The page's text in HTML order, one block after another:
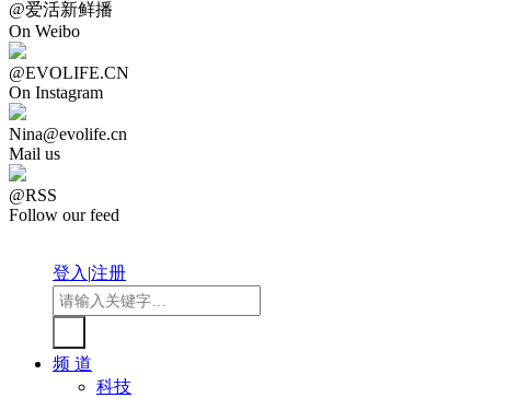
@爱活新鲜播
On Weibo
@EVOLIFE.CN
On Instagram
Nina@evolife.cn
Mail us
@RSS
Follow our feed
登入|注册
频 道
科技